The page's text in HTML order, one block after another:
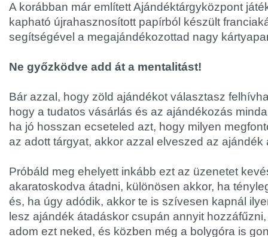
A korábban már említett Ajándéktárgyközpont
kapható újrahasznosított papírból készült
segítségével a megajándékozottad nagy
Ne győzködve add át a mentalitást!
Bár azzal, hogy zöld ajándékot választasz
hogy a tudatos vásárlás és az ajándékozás
ha jó hosszan ecseteled azt, hogy milyen
az adott tárgyat, akkor azzal elveszed az
Próbáld meg ehelyett inkább ezt az üzenetet
akaratoskodva átadni, különösen akkor, ha
és, ha úgy adódik, akkor te is szívesen kapnál
lesz ajándék átadáskor csupán annyit
adom ezt neked, és közben még a bolygóra is